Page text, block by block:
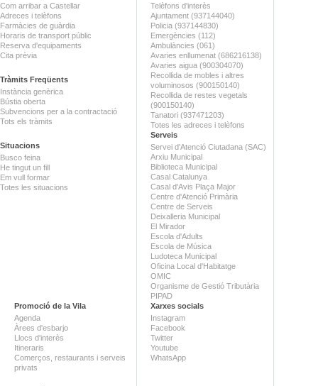
Com arribar a Castellar
Adreces i telèfons
Farmàcies de guàrdia
Horaris de transport públic
Reserva d'equipaments
Cita prèvia
Tràmits Freqüents
Instància genèrica
Bústia oberta
Subvencions per a la contractació
Tots els tràmits
Situacions
Busco feina
He tingut un fill
Em vull formar
Totes les situacions
Telèfons d'interès
Ajuntament (937144040)
Policia (937144830)
Emergències (112)
Ambulàncies (061)
Avaries enllumenat (686216138)
Avaries aigua (900304070)
Recollida de mobles i altres
voluminosos (900150140)
Recollida de restes vegetals
(900150140)
Tanatori (937471203)
Totes les adreces i telèfons
Serveis
Servei d'Atenció Ciutadana (SAC)
Arxiu Municipal
Biblioteca Municipal
Casal Catalunya
Casal d'Avis Plaça Major
Centre d'Atenció Primària
Centre de Serveis
Deixalleria Municipal
El Mirador
Escola d'Adults
Escola de Música
Ludoteca Municipal
Oficina Local d'Habitatge
OMIC
Organisme de Gestió Tributària
PIPAD
Promoció de la Vila
Agenda
Àrees d'esbarjo
Llocs d'interès
Itineraris
Comerços, restaurants i serveis
privats
Xarxes socials
Instagram
Facebook
Twitter
Youtube
WhatsApp